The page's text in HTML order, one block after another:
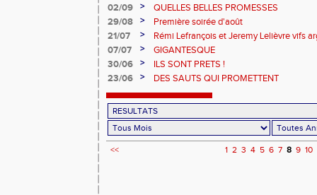
02/09
>
QUELLES BELLES PROMESSES
29/08
>
Première soirée d'août
21/07
>
Rémi Lefrançois et Jeremy Lelièvre vifs
07/07
>
GIGANTESQUE
30/06
>
ILS SONT PRETS !
23/06
> DES SAUTS QUI PROMETTENT
<< 1 2 3 4 5 6 7 8 9 10